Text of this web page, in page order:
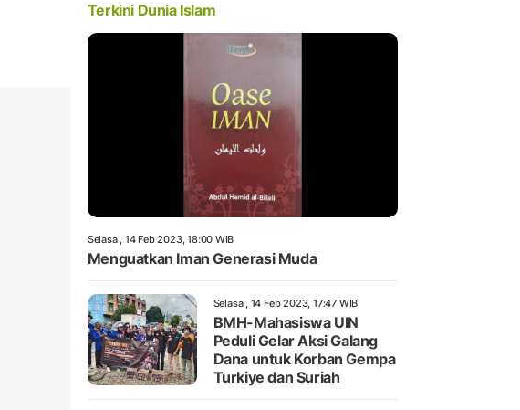
Terkini Dunia Islam
Selasa , 14 Feb 2023, 18:00 WIB
Menguatkan Iman Generasi Muda
Selasa , 14 Feb 2023, 17:47 WIB
BMH-Mahasiswa UIN
Peduli Gelar Aksi Galang
Dana untuk Korban Gempa
Turkiye dan Suriah